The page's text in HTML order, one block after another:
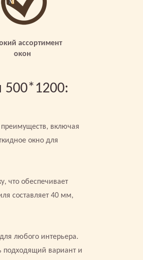
ассортимент
окон
500*1200:
включая
окно для
что обеспечивает
составляет 40 мм,
любого интерьера.
подходящий вариант и